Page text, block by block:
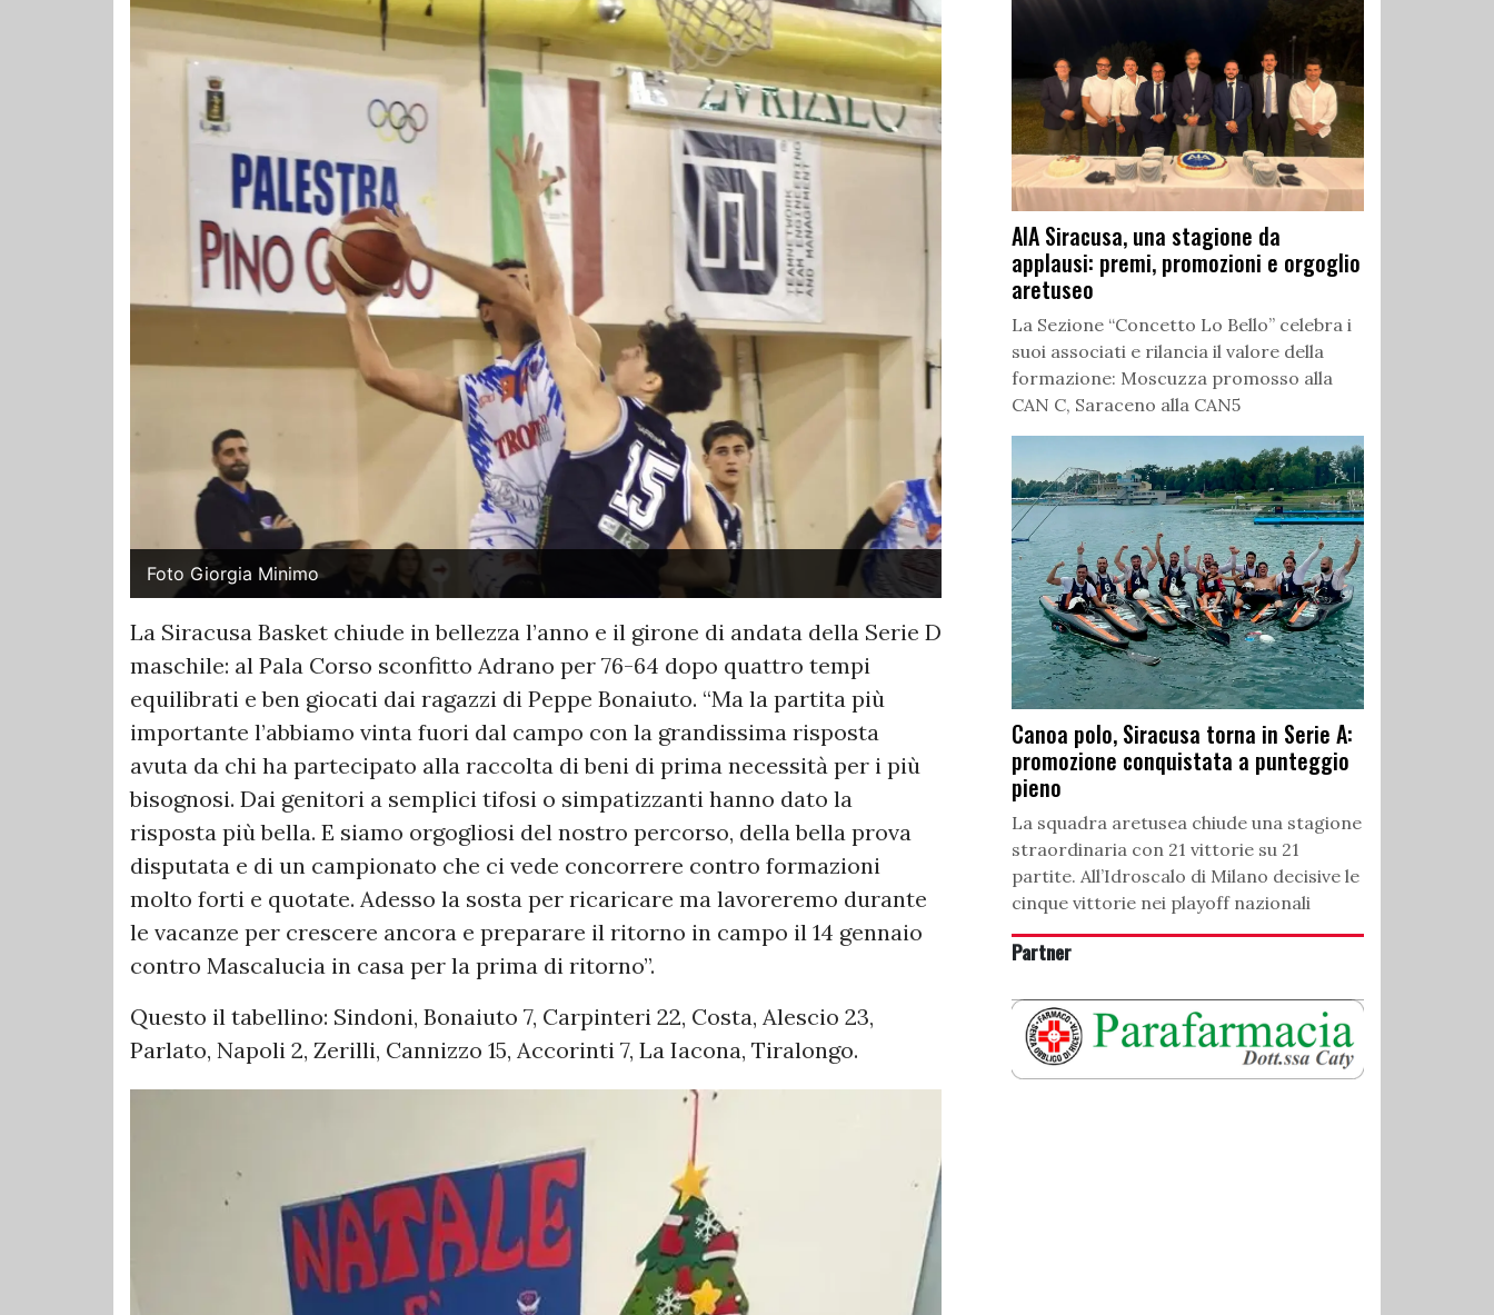
Foto Giorgia Minimo
La Siracusa Basket chiude in bellezza l’anno e il girone di andata della Serie D
maschile: al Pala Corso sconfitto Adrano per 76-64 dopo quattro tempi
equilibrati e ben giocati dai ragazzi di Peppe Bonaiuto. “Ma la partita più
importante l’abbiamo vinta fuori dal campo con la grandissima risposta
avuta da chi ha partecipato alla raccolta di beni di prima necessità per i più
bisognosi. Dai genitori a semplici tifosi o simpatizzanti hanno dato la
risposta più bella. E siamo orgogliosi del nostro percorso, della bella prova
disputata e di un campionato che ci vede concorrere contro formazioni
molto forti e quotate. Adesso la sosta per ricaricare ma lavoreremo durante
le vacanze per crescere ancora e preparare il ritorno in campo il 14 gennaio
contro Mascalucia in casa per la prima di ritorno”.
Questo il tabellino: Sindoni, Bonaiuto 7, Carpinteri 22, Costa, Alescio 23,
Parlato, Napoli 2, Zerilli, Cannizzo 15, Accorinti 7, La Iacona, Tiralongo.
AIA Siracusa, una stagione da
applausi: premi, promozioni e orgoglio
aretuseo
La Sezione “Concetto Lo Bello” celebra i
suoi associati e rilancia il valore della
formazione: Moscuzza promosso alla
CAN C, Saraceno alla CAN5
Canoa polo, Siracusa torna in Serie A:
promozione conquistata a punteggio
pieno
La squadra aretusea chiude una stagione
straordinaria con 21 vittorie su 21
partite. All’Idroscalo di Milano decisive le
cinque vittorie nei playoff nazionali
Partner